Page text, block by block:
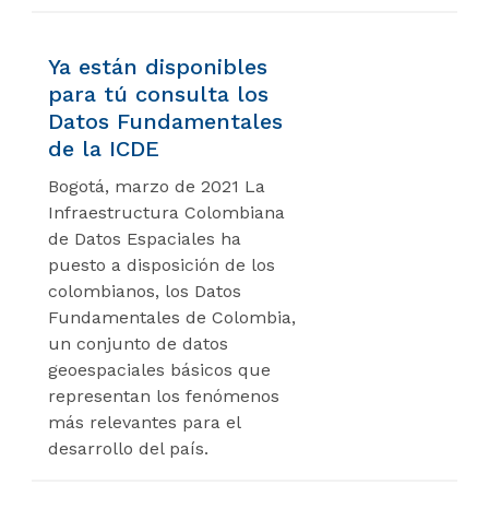
Ya están disponibles
para tú consulta los
Datos Fundamentales
de la ICDE
Bogotá, marzo de 2021 La
Infraestructura Colombiana
de Datos Espaciales ha
puesto a disposición de los
colombianos, los Datos
Fundamentales de Colombia,
un conjunto de datos
geoespaciales básicos que
representan los fenómenos
más relevantes para el
desarrollo del país.